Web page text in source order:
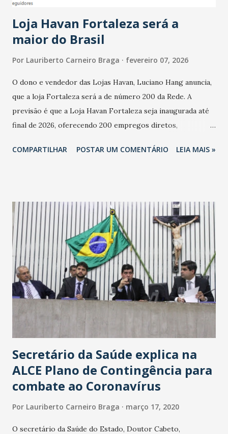
cresceu. De acordo com a pesquisa, 44% dos n...
Loja Havan Fortaleza será a
maior do Brasil
Por Lauriberto Carneiro Braga fevereiro 07, 2026
O dono e vendedor das Lojas Havan, Luciano Hang anuncia,
que a loja Fortaleza será a de número 200 da Rede. A
previsão é que a Loja Havan Fortaleza seja inaugurada até
final de 2026, oferecendo 200 empregos diretos,
Havan Fortaleza ainda não foi anunciada oficialmente, mas
COMPARTILHAR POSTAR UM COMENTÁRIO LEIA MAIS »
Secretário da Saúde explica na
ALCE Plano de Contingência para
combate ao Coronavírus
Por Lauriberto Carneiro Braga março 17, 2020
O secretário da Saúde do Estado, Doutor Cabeto,